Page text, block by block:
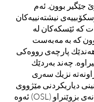
جێگیر بوون. ئەم
نیشتەنییەکان
کە ئێسکەکان لە
کە بە مەبەست
پارچەی رووەكی
چەند بەردێك
نزیك سەری
دیاریکردنی مێژووی
بە روناکیی بیناییانەی بزوێنراو (OSL) ئەوە